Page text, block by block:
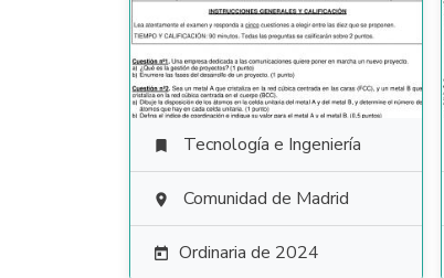
 Tecnología e Ingeniería
 Comunidad de Madrid
 Ordinaria de 2024